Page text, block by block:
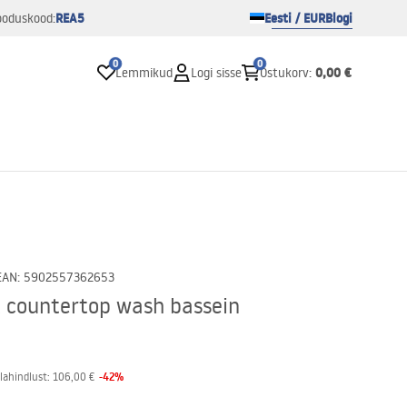
REA5 Eesti / EURBlogi
0
Lemmikud Logi sisse
0
Ostukorv: 0,00 €
: 5902557362653
countertop wash bassein
106,00 € -42%